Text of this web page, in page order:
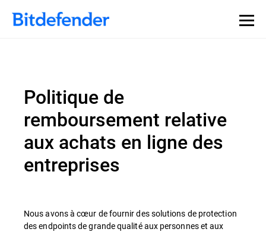
Politique de
remboursement relative
aux achats en ligne des
entreprises
Nous avons à cœur de fournir des solutions de protection
des endpoints de grande qualité aux personnes et aux